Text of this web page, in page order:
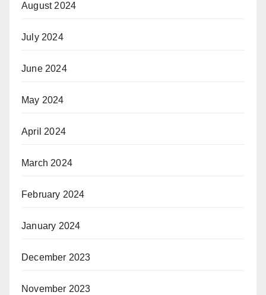
August 2024
July 2024
June 2024
May 2024
April 2024
March 2024
February 2024
January 2024
December 2023
November 2023